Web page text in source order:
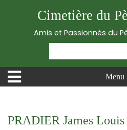
Cimetière du
Amis et Passionnés du
Menu
PRADIER James